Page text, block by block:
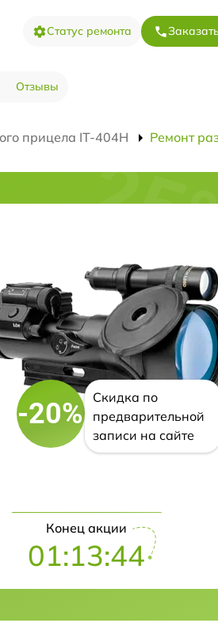
Статус ремонта
Отзывы
прицела IT-404H Ремонт
-20%
Скидка по
предварительной
записи на сайте
Конец акции
01:13:43